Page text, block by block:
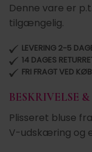
Denne vare er
tilgængelig.
LEVERING 2-5
14 DAGES
FRI FRAGT VED
BESKRIVELSE
Plisseret bluse
V-udskæring og